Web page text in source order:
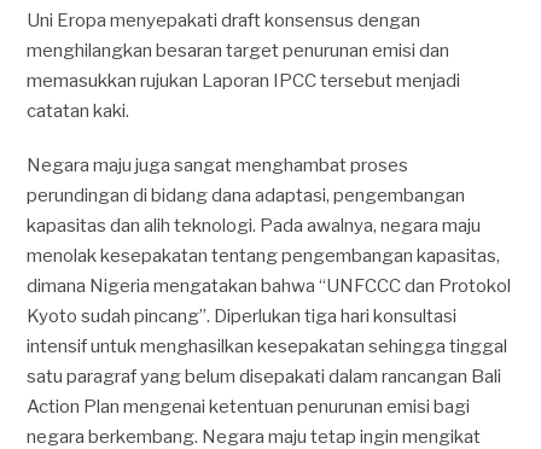
Uni Eropa menyepakati draft konsensus dengan
menghilangkan besaran target penurunan emisi dan
memasukkan rujukan Laporan IPCC tersebut menjadi
catatan kaki.
Negara maju juga sangat menghambat proses
perundingan di bidang dana adaptasi, pengembangan
kapasitas dan alih teknologi. Pada awalnya, negara maju
menolak kesepakatan tentang pengembangan kapasitas,
dimana Nigeria mengatakan bahwa “UNFCCC dan Protokol
Kyoto sudah pincang”. Diperlukan tiga hari konsultasi
intensif untuk menghasilkan kesepakatan sehingga tinggal
satu paragraf yang belum disepakati dalam rancangan Bali
Action Plan mengenai ketentuan penurunan emisi bagi
negara berkembang. Negara maju tetap ingin mengikat